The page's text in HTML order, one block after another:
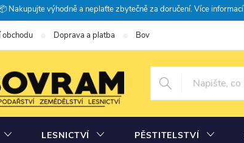
Nakupujte výhodně a neplaťte zbytečně za doručení. Více
obchodu Doprava a platba Bovramova poradna
LESNICTVÍ PĚSTITELSTVÍ